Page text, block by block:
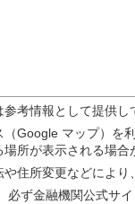
考情報として提供し
（Google マップ）を
所が表示される場合
や住所変更などによ
必ず金融機関公式サ